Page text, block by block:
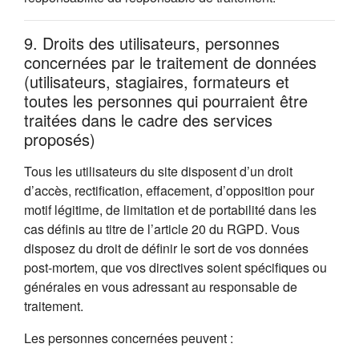
9. Droits des utilisateurs, personnes
concernées par le traitement de données
(utilisateurs, stagiaires, formateurs et
toutes les personnes qui pourraient être
traitées dans le cadre des services
proposés)
Tous les utilisateurs du site disposent d’un droit
d’accès, rectification, effacement, d’opposition pour
motif légitime, de limitation et de portabilité dans les
cas définis au titre de l’article 20 du RGPD. Vous
disposez du droit de définir le sort de vos données
post-mortem, que vos directives soient spécifiques ou
générales en vous adressant au responsable de
traitement.
Les personnes concernées peuvent :